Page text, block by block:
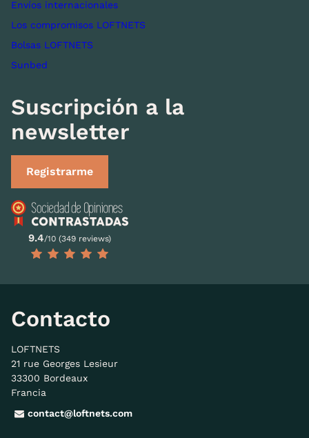
Envíos internacionales
Los compromisos LOFTNETS
Bolsas LOFTNETS
Sunbed
Suscripción a la
newsletter
Registrarme
9.4/10 (349 reviews)
Contacto
LOFTNETS
21 rue Georges Lesieur
33300 Bordeaux
Francia
contact@loftnets.com